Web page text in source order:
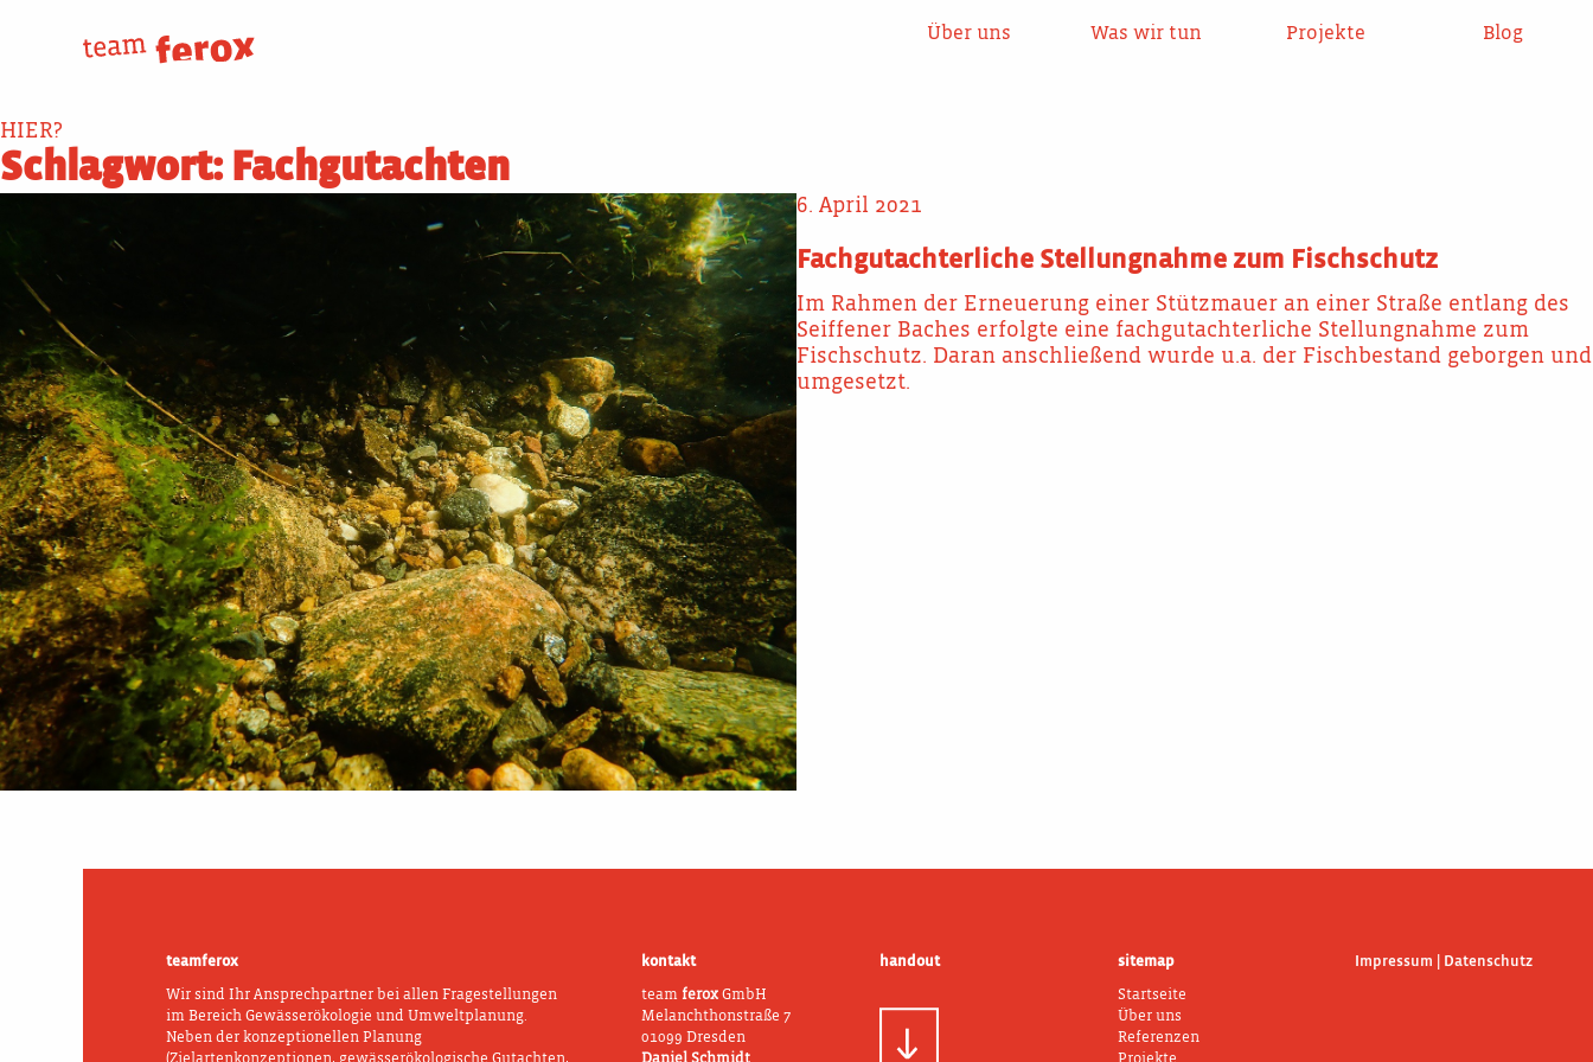
Über uns Was wir tun Projekte Blog
HIER?
Schlagwort: Fachgutachten
6. April 2021
Fachgutachterliche Stellungnahme zum Fischschutz
Im Rahmen der Erneuerung einer Stützmauer an einer Straße entlang des
Seiffener Baches erfolgte eine fachgutachterliche Stellungnahme zum
Fischschutz. Daran anschließend wurde u.a. der Fischbestand geborgen und
umgesetzt.
teamferox
Wir sind Ihr Ansprechpartner bei allen Fragestellungen
im Bereich Gewässerökologie und Umweltplanung.
Neben der konzeptionellen Planung
(Zielartenkonzeptionen, gewässerökologische Gutachten,
kontakt
team ferox GmbH
Melanchthonstraße 7
01099 Dresden
Daniel Schmidt
handout sitemap
Startseite
Über uns
Referenzen
Projekte
Impressum | Datenschutz